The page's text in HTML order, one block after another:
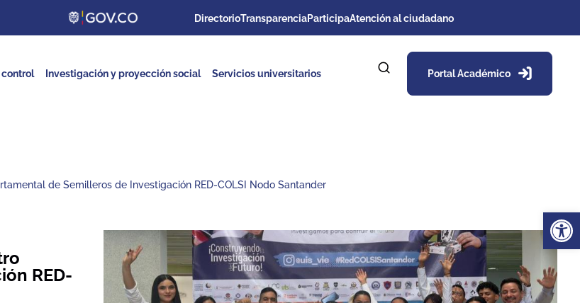
DirectorioTransparenciaParticipaAtención al ciudadano
control Investigación y proyección social Servicios universitarios Portal Académico
de Semilleros de Investigación RED-COLSI Nodo Santander
RED-